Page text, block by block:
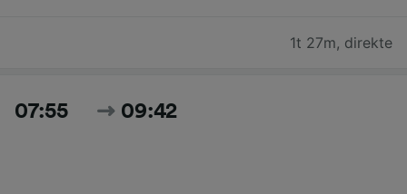
1t 27m, direkte
07:55 09:42